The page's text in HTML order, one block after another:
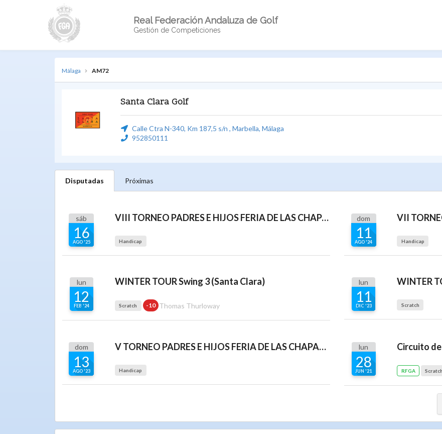
Real Federación Andaluza de Golf
Gestión de Competiciones
Málaga AM72
Santa Clara Golf
Calle Ctra N-340, Km 187,5 s/n , Marbella, Málaga
952850111
Disputadas Próximas
sáb
16
AGO '25
VIII TORNEO PADRES E HIJOS FERIA DE LAS CHAPAS TEM2025 - CAMPO SANTA CLARA GOLF - CIRCUITO INFANTIL GROSS DENTISTAS GOLF COSTA DEL SOL
Handicap
dom
11
AGO '24 Handicap
lun
12
FEB '24
WINTER TOUR Swing 3 (Santa Clara)
Scratch -10 Thomas Thurloway
lun
11
DIC '23
WINTER
Scratch
dom
13
AGO '23
V TORNEO PADRES E HIJOS FERIA DE LAS CHAPAS 2023
Handicap
lun
28
JUN '21
Circuito
RFGA Scratch